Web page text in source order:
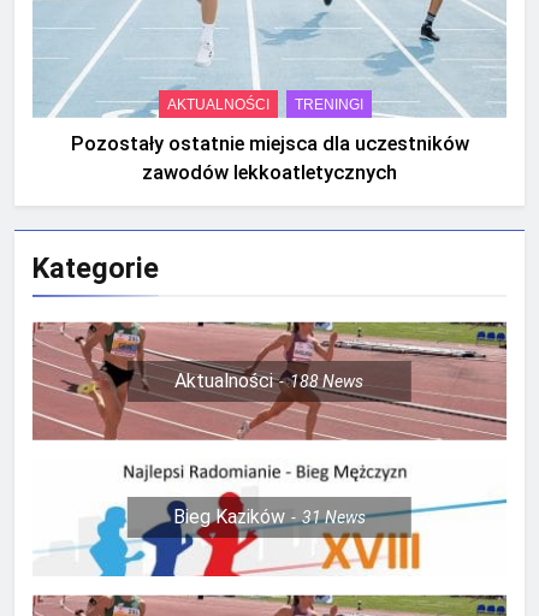
AKTUALNOŚCI TRENINGI
Pozostały ostatnie miejsca dla uczestników
zawodów lekkoatletycznych
Kategorie
Aktualności 188News
Bieg Kazików 31News